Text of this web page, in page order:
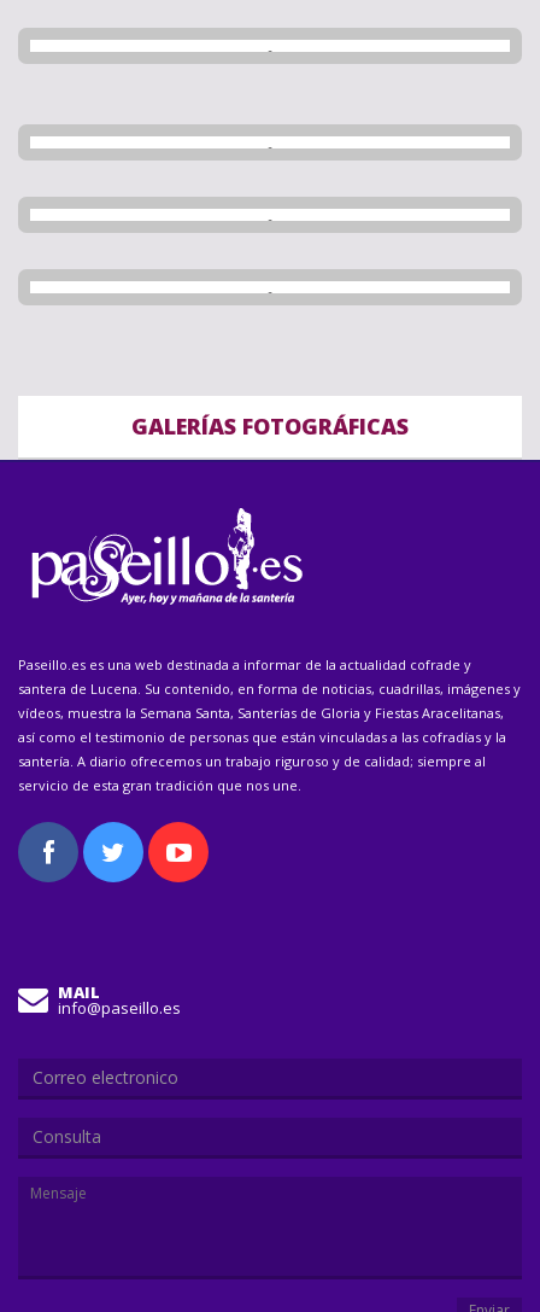
GALERÍAS FOTOGRÁFICAS
Paseillo.es es una web destinada a informar de la actualidad cofrade y
santera de Lucena. Su contenido, en forma de noticias, cuadrillas, imágenes y
vídeos, muestra la Semana Santa, Santerías de Gloria y Fiestas Aracelitanas,
así como el testimonio de personas que están vinculadas a las cofradías y la
santería. A diario ofrecemos un trabajo riguroso y de calidad; siempre al
servicio de esta gran tradición que nos une.
MAIL
info@paseillo.es
Consulta